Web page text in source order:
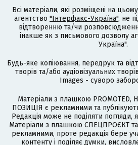
Всі матеріали, які розміщені на
агентство "Інтерфакс-Україна", не
відтворенню та/чи
інакше як з письмового дозволу
Україна".
Будь-яке копіювання, передрук та
творів та/або аудіовізуальних
Images - суворо
Матеріали з плашкою
ПОЗИЦІЯ є рекламними та
Редакція може не поділяти погляди,
Матеріали з плашкою СПЕЦПРОЄКТ
рекламними, проте редакція бере
контенту і поділяє думки,